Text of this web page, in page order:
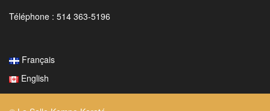
Téléphone : 514 363-5196
Français
English